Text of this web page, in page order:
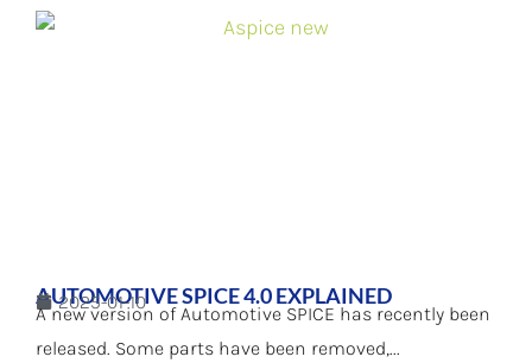
AUTOMOTIVE SPICE 4.0 EXPLAINED
2025-01-10
A new version of Automotive SPICE has recently been
released. Some parts have been removed,...